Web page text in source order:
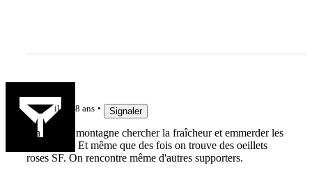
il y a 8 ans Signaler
On part en montagne chercher la fraîcheur et emmerder les
marmottes! Et même que des fois on trouve des oeillets
roses SF. On rencontre même d'autres supporters.